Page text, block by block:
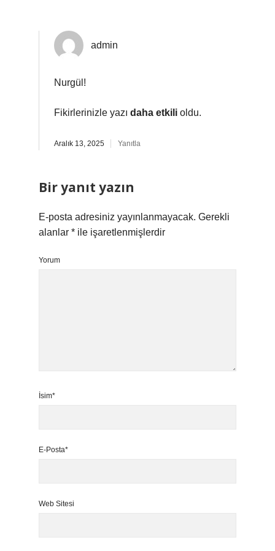
admin
Nurgül!
Fikirlerinizle yazı daha etkili oldu.
Aralık 13, 2025 Yanıtla
Bir yanıt yazın
E-posta adresiniz yayınlanmayacak. Gerekli
alanlar * ile işaretlenmişlerdir
Yorum
İsim*
E-Posta*
Web Sitesi